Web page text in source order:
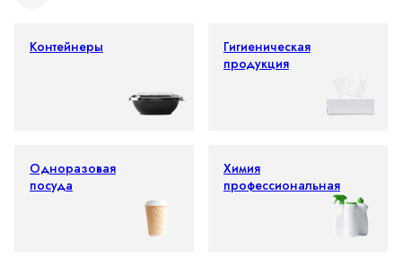
Контейнеры
Гигиеническая
продукция
Одноразовая
посуда
Химия
профессиональная